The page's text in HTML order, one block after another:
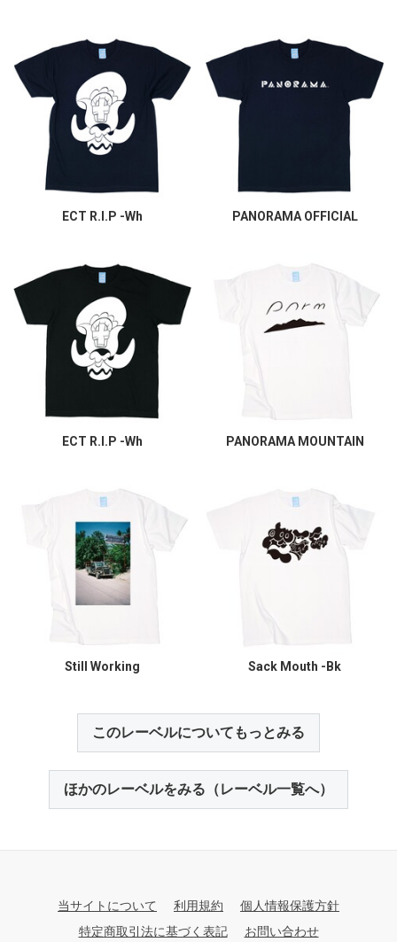
ECT R.I.P -Wh PANORAMA OFFICIAL
ECT R.I.P -Wh PANORAMA MOUNTAIN
Still Working Sack Mouth -Bk
このレーベルについてもっとみる
ほかのレーベルをみる（レーベル一覧へ）
当サイトについて 利用規約
個人情報保護方針
特定商取引法に基づく表記
お問い合わせ